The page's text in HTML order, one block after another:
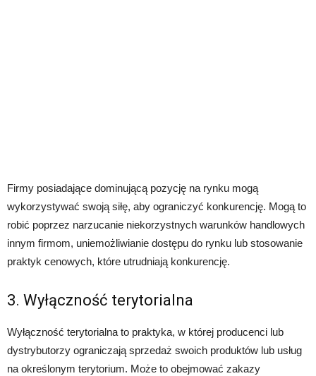
Firmy posiadające dominującą pozycję na rynku mogą
wykorzystywać swoją siłę, aby ograniczyć konkurencję. Mogą to
robić poprzez narzucanie niekorzystnych warunków handlowych
innym firmom, uniemożliwianie dostępu do rynku lub stosowanie
praktyk cenowych, które utrudniają konkurencję.
3. Wyłączność terytorialna
Wyłączność terytorialna to praktyka, w której producenci lub
dystrybutorzy ograniczają sprzedaż swoich produktów lub usług
na określonym terytorium. Może to obejmować zakazy